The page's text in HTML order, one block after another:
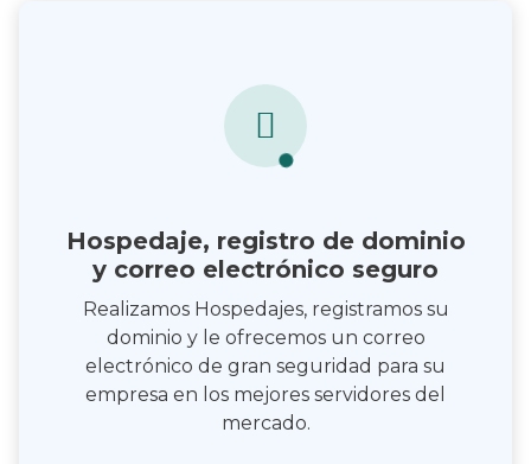
Hospedaje, registro de dominio
y correo electrónico seguro
Realizamos Hospedajes, registramos su
dominio y le ofrecemos un correo
electrónico de gran seguridad para su
empresa en los mejores servidores del
mercado.